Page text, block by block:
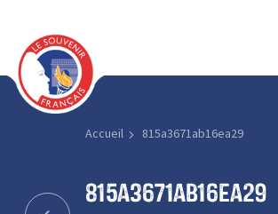
Accueil 815a3671ab16ea29
815a3671ab16ea29